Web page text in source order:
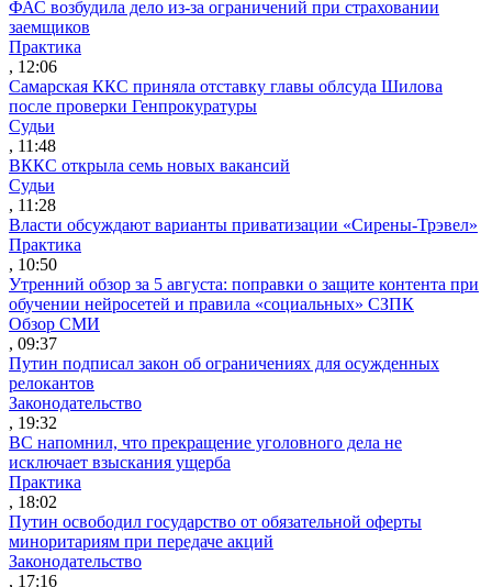
ФАС возбудила дело из-за ограничений при страховании
заемщиков
Практика
, 12:06
Самарская ККС приняла отставку главы облсуда Шилова
после проверки Генпрокуратуры
Судьи
, 11:48
ВККС открыла семь новых вакансий
Судьи
, 11:28
Власти обсуждают варианты приватизации «Сирены-Трэвел»
Практика
, 10:50
Утренний обзор за 5 августа: поправки о защите контента при
обучении нейросетей и правила «социальных» СЗПК
Обзор СМИ
, 09:37
Путин подписал закон об ограничениях для осужденных
релокантов
Законодательство
, 19:32
ВС напомнил, что прекращение уголовного дела не
исключает взыскания ущерба
Практика
, 18:02
Путин освободил государство от обязательной оферты
миноритариям при передаче акций
Законодательство
, 17:16